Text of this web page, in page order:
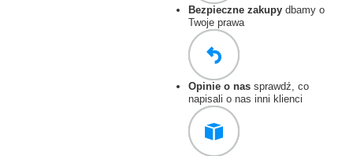
Bezpieczne zakupy dbamy o
Twoje prawa
Opinie o nas sprawdź, co
napisali o nas inni klienci